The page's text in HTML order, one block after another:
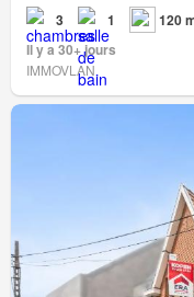
3 1
120
Il y a 30+ jours
IMMOVLAN